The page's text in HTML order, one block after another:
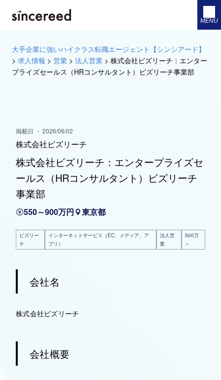
MENU
大手企業に強いハイクラス転職エージェント【シンシアード】
> 求人情報 > 営業 > 法人営業 > 株式会社ビズリーチ：エンター
プライズセールス（HRコンサルタント）ビズリーチ事業部
掲載日 ・ 2026/06/02
株式会社ビズリーチ
株式会社ビズリーチ：エンタープライズセ
ールス（HRコンサルタント）ビズリーチ
事業部
550～900万円 東京都
ビズリー
チ
インターネットサービス（EC、メディア、ア
プリ）
法人営
業
500万
～
会社名
株式会社ビズリーチ
会社概要